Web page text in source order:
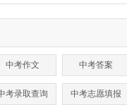
中考作文 中考答案
考录取查询 中考志愿填报